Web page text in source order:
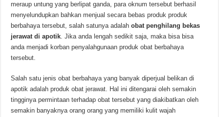
meraup untung yang berlipat ganda, para oknum tersebut berhasil
menyelundupkan bahkan menjual secara bebas produk produk
berbahaya tersebut, salah satunya adalahobat penghilang bekas
jerawat di apotik. Jika anda lengah sedikit saja, maka bisa bisa
anda menjadi korban penyalahgunaan produk obat berbahaya
tersebut.
Salah satu jenis obat berbahaya yang banyak diperjual belikan di
apotik adalah produk obat jerawat. Hal ini ditengarai oleh semakin
tingginya permintaan terhadap obat tersebut yang diakibatkan oleh
semakin banyaknya orang orang yang memiliki kulit wajah